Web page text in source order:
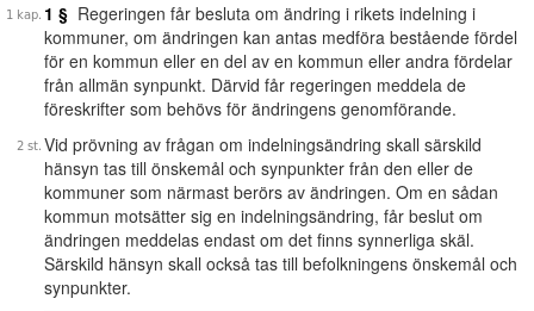
1 § Regeringen får besluta om ändring i rikets indelning i
kommuner, om ändringen kan antas medföra bestående fördel
för en kommun eller en del av en kommun eller andra fördelar
från allmän synpunkt. Därvid får regeringen meddela de
föreskrifter som behövs för ändringens genomförande.
Vid prövning av frågan om indelningsändring skall särskild
hänsyn tas till önskemål och synpunkter från den eller de
kommuner som närmast berörs av ändringen. Om en sådan
kommun motsätter sig en indelningsändring, får beslut om
ändringen meddelas endast om det finns synnerliga skäl.
Särskild hänsyn skall också tas till befolkningens önskemål och
synpunkter.